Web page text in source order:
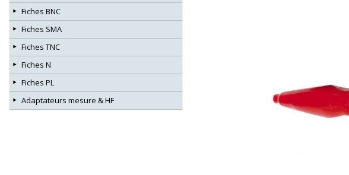
Fiches BNC
Fiches SMA
Fiches TNC
Fiches N
Fiches PL
Adaptateurs mesure & HF